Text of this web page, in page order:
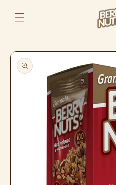
directamente
al contenido
directamente
información
del producto